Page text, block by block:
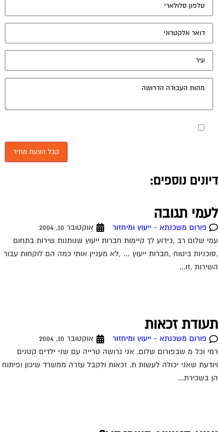
מאשר את תנאי הפרטיות
נוספים:
תגובה
פורום משכנתא - ייעוץ ומיחזור
אוקטובר 10, 2004
שלום רב ,כידוע לך קיימות חברות ייעוץ שנותנות שירות בתחום
ביטוח ,חברות ייעוץ … ,לא מעניין אותי כמה הם לוקחות עבור
,זו...
זכאות
פורום משכנתא - ייעוץ ומיחזור
אוקטובר 10, 2004
וכל מ שבפורום שלום. אני גרושה טרייה עם שני ילדים קטנים
שאני יכולה לעשות ת. זכאות ולקבל עזרה ממשרד שיכון ופיתוח
בשכירת...